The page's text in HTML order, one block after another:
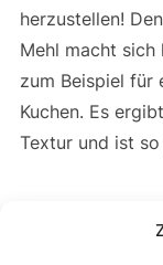
herzustellen!
Mehl macht sich
zum Beispiel für
Kuchen. Es
Textur und ist